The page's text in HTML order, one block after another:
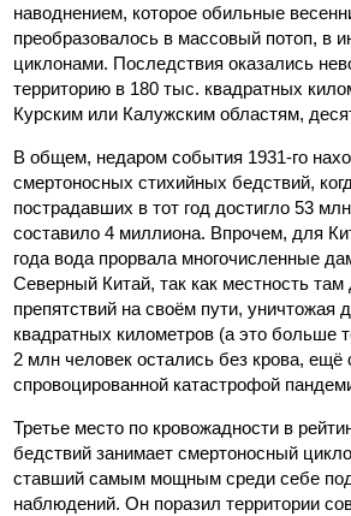
наводнением, которое обильные
преобразовалось в массовый потоп, в
циклонами. Последствия оказались
территорию в 180 тыс. квадратных
Курским или Калужским областям,
В общем, недаром события 1931-го
смертоносных стихийных бедствий,
пострадавших в тот год достигло 53
составило 4 миллиона. Впрочем, для
года вода прорвала многочисленные
Северный Китай, так как местность
препятствий на своём пути,
квадратных километров (а это больше
2 млн человек остались без крова, ещё
спровоцированной катастрофой
Третье место по кровожадности в
бедствий занимает смертоносный
ставший самым мощным среди себе
наблюдений. Он поразил территории